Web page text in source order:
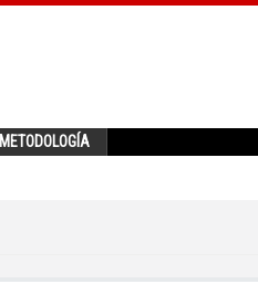
METODOLOGÍA